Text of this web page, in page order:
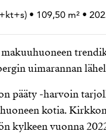
kt+s) • 109,50 m² •
uimarannan
pääty -harvoin
kotia.
kylkeen vuonna